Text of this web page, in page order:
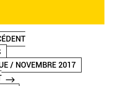
/ NOVEMBRE 2017